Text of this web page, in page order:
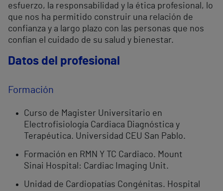
esfuerzo, la responsabilidad y la ética profesional, lo
que nos ha permitido construir una relación de
confianza y a largo plazo con las personas que nos
confían el cuidado de su salud y bienestar.
Datos del profesional
Formación
Curso de Magister Universitario en
Electrofisiología Cardiaca Diagnóstica y
Terapéutica. Universidad CEU San Pablo.
Formación en RMN Y TC Cardiaco. Mount
Sinai Hospital: Cardiac Imaging Unit.
Unidad de Cardiopatías Congénitas. Hospital